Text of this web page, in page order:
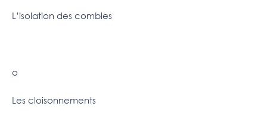
L’isolation des combles
o
Les cloisonnements